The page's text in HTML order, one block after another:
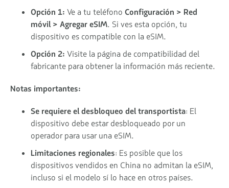
Opción 1: Ve a tu teléfono Configuración > Red
móvil > Agregar eSIM. Si ves esta opción, tu
dispositivo es compatible con la eSIM.
Opción 2: Visite la página de compatibilidad del
fabricante para obtener la información más reciente.
Notas importantes:
Se requiere el desbloqueo del transportista: El
dispositivo debe estar desbloqueado por un
operador para usar una eSIM.
Limitaciones regionales: Es posible que los
dispositivos vendidos en China no admitan la eSIM,
incluso si el modelo sí lo hace en otros países.